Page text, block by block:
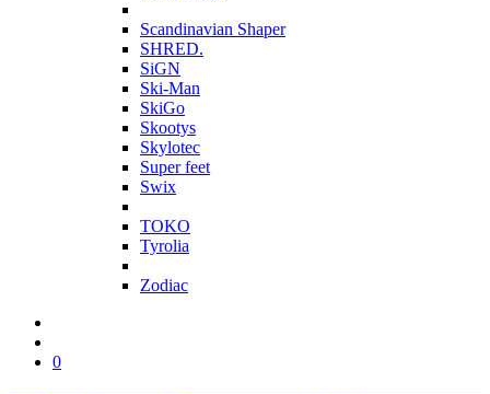
Scandinavian Shaper
SHRED.
SiGN
Ski-Man
SkiGo
Skootys
Skylotec
Super feet
Swix
TOKO
Tyrolia
Zodiac
0